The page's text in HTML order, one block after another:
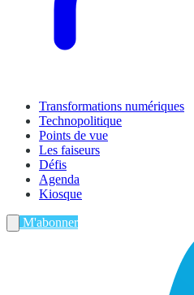
Transformations numériques
Technopolitique
Points de vue
Les faiseurs
Défis
Agenda
Kiosque
M'abonner